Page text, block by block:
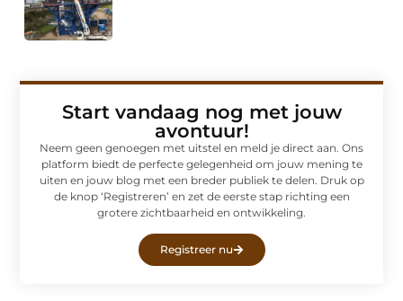
Start vandaag nog met jouw
avontuur!
Neem geen genoegen met uitstel en meld je direct aan. Ons
platform biedt de perfecte gelegenheid om jouw mening te
uiten en jouw blog met een breder publiek te delen. Druk op
de knop ‘Registreren’ en zet de eerste stap richting een
grotere zichtbaarheid en ontwikkeling.
Registreer nu